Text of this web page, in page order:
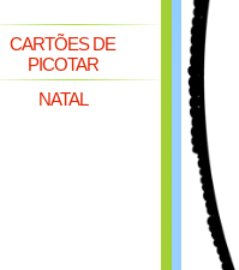
CARTÕES DE
PICOTAR
NATAL